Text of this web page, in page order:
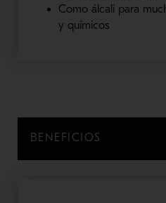
Como álcali para
y químicos
BENEFICIOS